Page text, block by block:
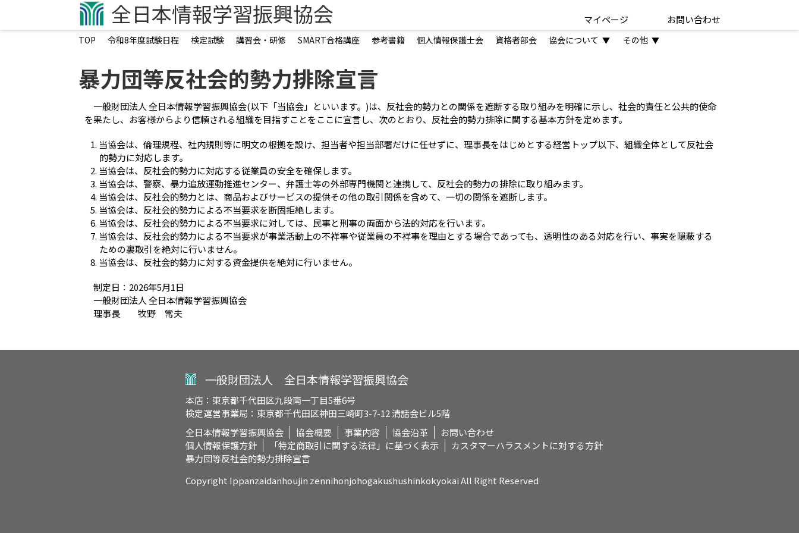
全日本情報学習振興協会 マイページ お問い合わせ
その他
学生向けページ
オンライン・ライブ検定試験
オンライン試験システム構築
認定会場募集
認定会場専用サイト
領収書発行フォーム
お問い合わせ
TOP 令和8年度試験日程 検定試験 講習会・研修 SMART合格講座 参考書籍 個人情報保護士会 資格者部会 協会について ▼ その他 ▼
暴力団等反社会的勢力排除宣言
一般財団法人 全日本情報学習振興協会(以下「当協会」といいます。)は、反社会的勢力との関係を遮断する取り組みを明確に示し、社会的責任と公共的使命
を果たし、お客様からより信頼される組織を目指すことをここに宣言し、次のとおり、反社会的勢力排除に関する基本方針を定めます。
当協会は、倫理規程、社内規則等に明文の根拠を設け、担当者や担当部署だけに任せずに、理事長をはじめとする経営トップ以下、組織全体として反社会
的勢力に対応します。
当協会は、反社会的勢力に対応する従業員の安全を確保します。
当協会は、警察、暴力追放運動推進センター、弁護士等の外部専門機関と連携して、反社会的勢力の排除に取り組みます。
当協会は、反社会的勢力とは、商品およびサービスの提供その他の取引関係を含めて、一切の関係を遮断します。
当協会は、反社会的勢力による不当要求を断固拒絶します。
当協会は、反社会的勢力による不当要求に対しては、民事と刑事の両面から法的対応を行います。
当協会は、反社会的勢力による不当要求が事業活動上の不祥事や従業員の不祥事を理由とする場合であっても、透明性のある対応を行い、事実を隠蔽する
ための裏取引を絶対に行いません。
当協会は、反社会的勢力に対する資金提供を絶対に行いません。
制定日：2026年5月1日
一般財団法人 全日本情報学習振興協会
理事長 牧野 常夫
一般財団法人 全日本情報学習振興協会
本店：東京都千代田区九段南一丁目5番6号
検定運営事業局：東京都千代田区神田三崎町3-7-12 清話会ビル5階
全日本情報学習振興協会
協会概要 事業内容 協会沿革
お問い合わせ
個人情報保護方針
「特定商取引に関する法律」に基づく表示
カスタマーハラスメントに対する方針
暴力団等反社会的勢力排除宣言
Copyright Ippanzaidanhoujin zennihonjohogakushushinkokyokai All Right Reserved